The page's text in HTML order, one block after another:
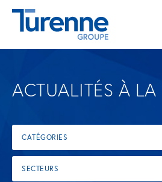
ACTUALITÉS À LA
CATÉGORIES
SECTEURS